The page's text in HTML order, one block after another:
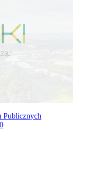
Publicznych